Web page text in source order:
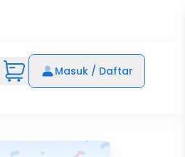
Masuk / Daftar